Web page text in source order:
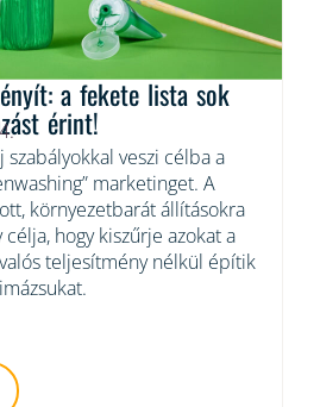
a fekete lista sok
érint!
veszi célba a
marketinget. A
környezetbarát állításokra
hogy kiszűrje azokat a
teljesítmény nélkül építik